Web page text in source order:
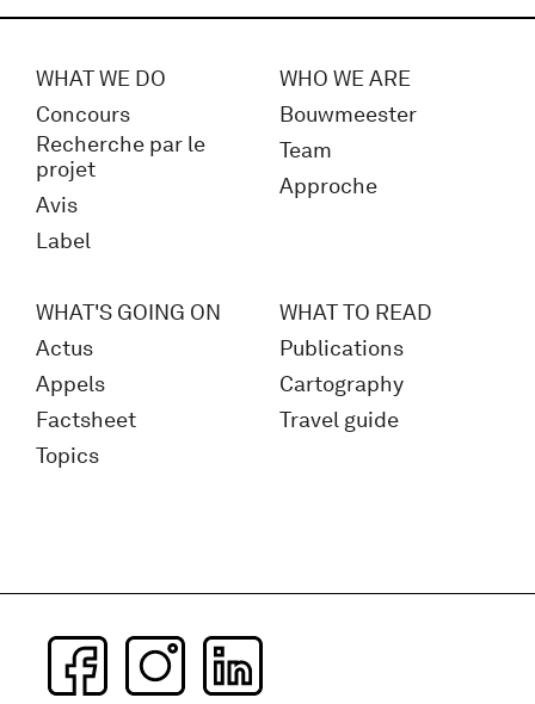
WHAT WE DO
Concours
Recherche par le
projet
Avis
Label
WHO WE ARE
Bouwmeester
Team
Approche
WHAT'S GOING ON
Actus
Appels
Factsheet
Topics
WHAT TO READ
Publications
Cartography
Travel guide